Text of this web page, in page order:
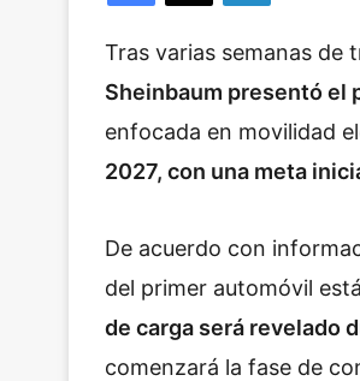
Tras varias semanas de
Sheinbaum presentó el
enfocada en movilidad
2027, con una meta
De acuerdo con
del primer automóvil
de carga será revelado
comenzará la fase de